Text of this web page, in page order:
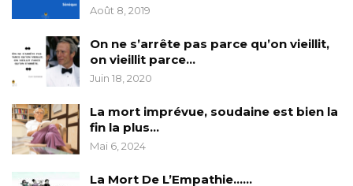
Août 8, 2019
On ne s’arrête pas parce qu’on vieillit,
on vieillit parce…
Juin 18, 2020
La mort imprévue, soudaine est bien la
fin la plus…
Mai 6, 2024
La Mort De L’Empathie……